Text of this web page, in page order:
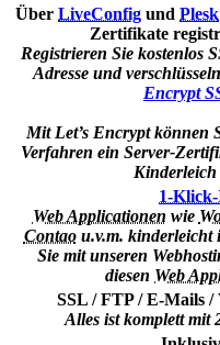
Über LiveConfig und Plesk
Zertifikate
Registrieren Sie kostenlos
Adresse und
Encrypt
Mit Let’s Encrypt können
Verfahren ein Server-
1-
Web Applicationen wie
Contaou.v.m. kinderleicht
Sie mit unseren
diesen Web
SSL / FTP / E-Mails
Alles ist komplett mit